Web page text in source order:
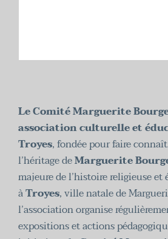
Le Comité Marguerite
association culturelle et
Troyes, fondée pour faire
l’héritage deMarguerite
majeure de l’histoire religieuse et
àTroyes, ville natale de
l’association organise
expositions et actions